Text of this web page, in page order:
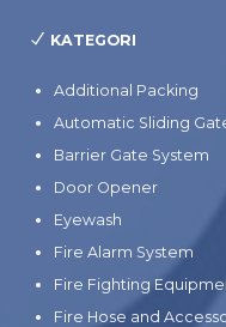
KATEGORI
Additional Packing
Automatic Sliding
Barrier Gate System
Door Opener
Eyewash
Fire Alarm System
Fire Fighting
Fire Hose and